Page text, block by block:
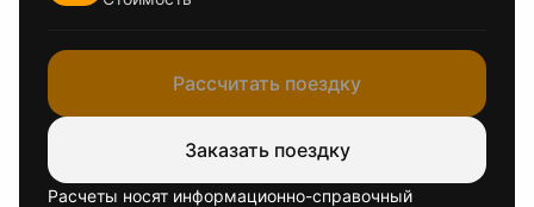
Рассчитать поездку
Заказать поездку
Расчеты носят информационно-справочный